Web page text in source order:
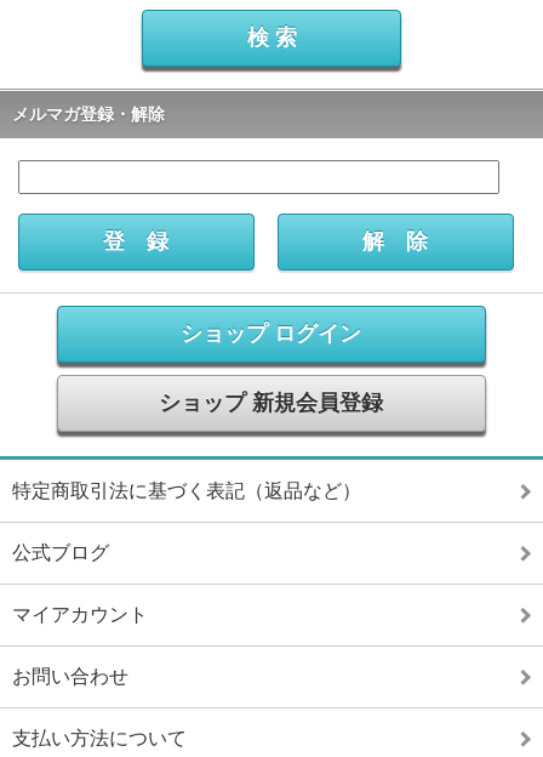
メルマガ登録・解除
ショップ ログイン
ショップ 新規会員登録
特定商取引法に基づく表記（返品など）
公式ブログ
マイアカウント
お問い合わせ
支払い方法について